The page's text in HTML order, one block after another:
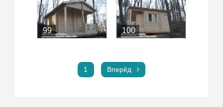
99 100
1 Вперёд